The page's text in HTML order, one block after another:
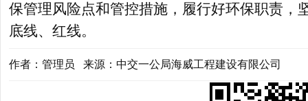
保管理风险点和管控措施，履行好环保职责，
底线、红线。
作者：管理员 来源：中交一公局海威工程建设有限公司